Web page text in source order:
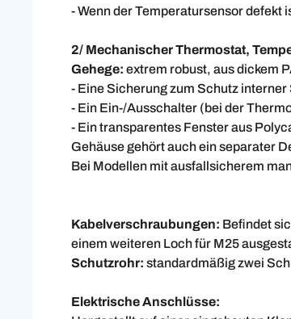
- Wenn der Temperatursensor defekt
2/ Mechanischer Thermostat,
Gehege: extrem robust, aus dickem
- Eine Sicherung zum Schutz
- Ein Ein-/Ausschalter (bei der
- Ein transparentes Fenster aus
Gehäuse gehört auch ein separater
Bei Modellen mit ausfallsicherem
Kabelverschraubungen: Befindet
einem weiteren Loch für M25
Schutzrohr: standardmäßig zwei
Elektrische Anschlüsse: